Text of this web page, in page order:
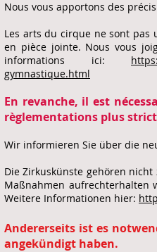
Nous vous apportons des
Les arts du cirque ne sont pas
en pièce jointe. Nous vous
informations ici:
gymnastique.html
En revanche, il est
règlementations plus
Wir informieren Sie über die
Die Zirkuskünste gehören
Maßnahmen aufrechterhalten
Weitere Informationen hier:
Andererseits ist es
angekündigt haben.